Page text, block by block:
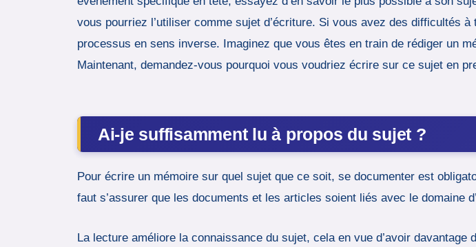
vous pourriez l’utiliser comme sujet d’écriture. Si vous avez des difficultés
processus en sens inverse. Imaginez que vous êtes en train de rédiger un
Maintenant, demandez-vous pourquoi vous voudriez écrire sur ce sujet en
Ai-je suffisamment lu à propos du sujet ?
Pour écrire un mémoire sur quel sujet que ce soit, se documenter est
faut s’assurer que les documents et les articles soient liés avec le domaine
La lecture améliore la connaissance du sujet, cela en vue d’avoir